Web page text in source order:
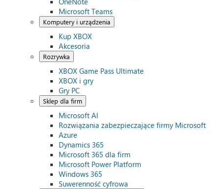
Microsoft Teams
Komputery i urządzenia
Kup XBOX
Akcesoria
Rozrywka
XBOX Game Pass Ultimate
XBOX i gry
Gry PC
Sklep dla firm
Microsoft AI
Rozwiązania zabezpieczające firmy Microsoft
Azure
Dynamics 365
Microsoft 365 dla firm
Microsoft Power Platform
Windows 365
Suwerenność cyfrowa